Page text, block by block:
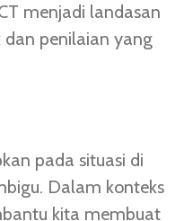
menjadi landasan
penilaian yang
pada situasi di
Dalam konteks
kita membuat